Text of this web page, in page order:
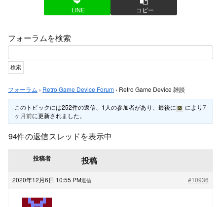
LINE コピー
フォーラムを検索
フォーラム › Retro Game Device Forum › Retro Game Device 雑談
このトピックには252件の返信、1人の参加者があり、最後に により7
ヶ月前に更新されました。
94件の返信スレッドを表示中
投稿者 投稿
2020年12月6日 10:55 PM #10936
返信